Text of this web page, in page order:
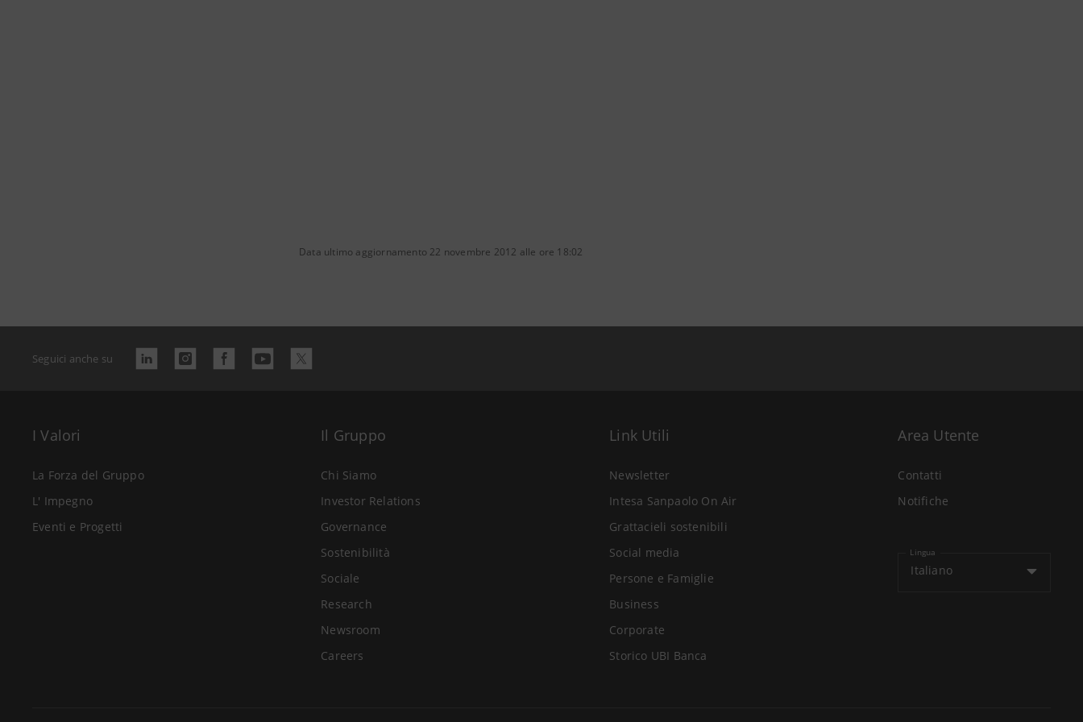
Data ultimo aggiornamento 22 novembre 2012 alle ore 18:02
Seguici anche su
I Valori
La Forza del Gruppo
L' Impegno
Eventi e Progetti
Il Gruppo
Chi Siamo
Investor Relations
Governance
Sostenibilità
Sociale
Research
Newsroom
Careers
Link Utili
Newsletter
Intesa Sanpaolo On Air
Grattacieli sostenibili
Social media
Persone e Famiglie
Business
Corporate
Storico UBI Banca
Area Utente
Contatti
Notifiche
Lingua
Italiano